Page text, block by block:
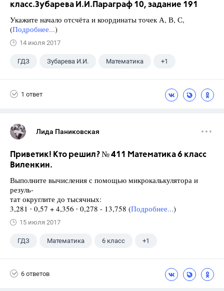
класс.Зубарева И.И.Параграф 10, задание 191
Укажите начало отсчёта и координаты точек А, В, С,
(Подробнее...)
14 июля 2017
ГДЗ Зубарева И.И. Математика +1
1 ответ
Лида Паниковская
Приветик! Кто решил? № 411 Математика 6 класс
Виленкин.
Выполните вычисления с помощью микрокалькулятора и
резуль-
тат округлите до тысячных:
3,281 ∙ 0,57 + 4,356 ∙ 0,278 - 13,758 (Подробнее...)
15 июля 2017
ГДЗ Математика 6 класс +1
6 ответов